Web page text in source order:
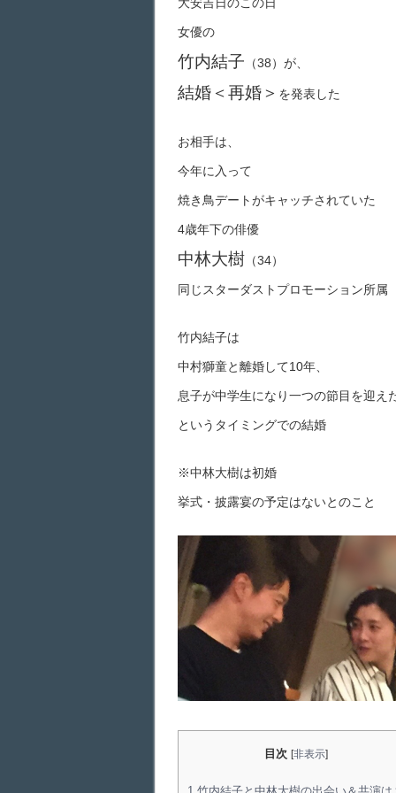
女優の
竹内結子 （38）が、
結婚＜再婚＞ を発表した
お相手は、
今年に入って
焼き鳥デートがキャッチされていた
4歳年下の俳優
中林大樹 （34）
同じスターダストプロモーション所属
竹内結子は
中村獅童と離婚して10年、
息子が中学生になり一つの節目を迎え
というタイミングでの結婚
※中林大樹は初婚
挙式・披露宴の予定はないとのこと
目次 [非表示]